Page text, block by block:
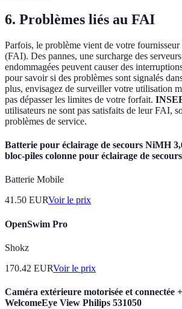
6. Problèmes liés au FAI
Parfois, le problème vient de votre fournisseur
(FAI). Des pannes, une surcharge des
endommagées peuvent causer des
pour savoir si des problèmes sont signalés
plus, envisagez de surveiller votre utilisation
pas dépasser les limites de votre forfait.
utilisateurs ne sont pas satisfaits de leur FAI,
problèmes de service.
Batterie pour éclairage de secours NiMH
bloc-piles colonne pour éclairage de
Batterie Mobile
41.50 EURVoir le prix
OpenSwim Pro
Shokz
170.42 EURVoir le prix
Caméra extérieure motorisée et connectée
WelcomeEye View Philips 531050